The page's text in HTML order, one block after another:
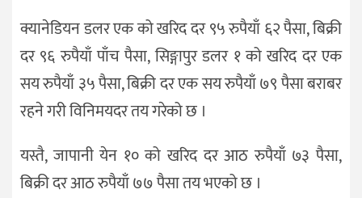
क्यानेडियन डलर एक को खरिद दर ९५ रुपैयाँ ६२ पैसा, बिक्री
दर ९६ रुपैयाँ पाँच पैसा, सिङ्गापुर डलर १ को खरिद दर एक
सय रुपैयाँ ३५ पैसा, बिक्री दर एक सय रुपैयाँ ७९ पैसा बराबर
रहने गरी विनिमयदर तय गरेको छ ।
यस्तै, जापानी येन १० को खरिद दर आठ रुपैयाँ ७३ पैसा,
बिक्री दर आठ रुपैयाँ ७७ पैसा तय भएको छ ।